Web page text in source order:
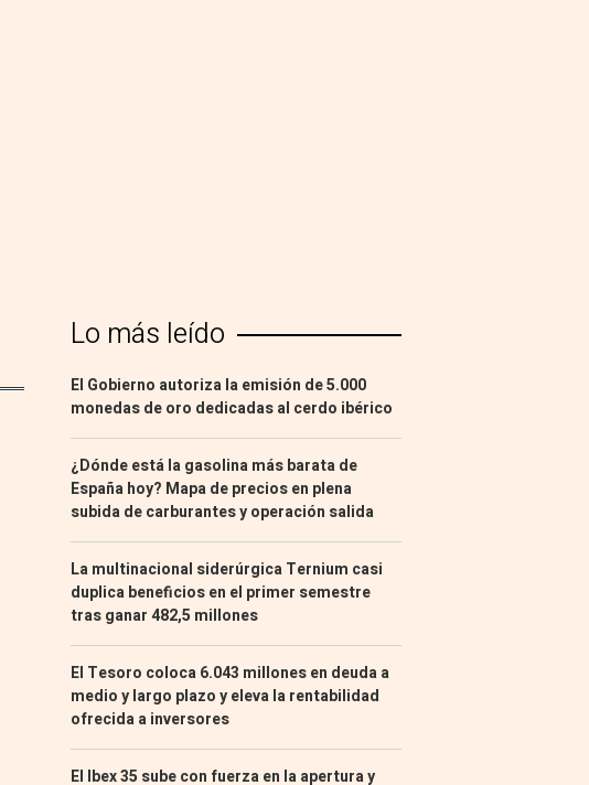
Lo más leído
El Gobierno autoriza la emisión de 5.000
monedas de oro dedicadas al cerdo ibérico
¿Dónde está la gasolina más barata de
España hoy? Mapa de precios en plena
subida de carburantes y operación salida
La multinacional siderúrgica Ternium casi
duplica beneficios en el primer semestre
tras ganar 482,5 millones
El Tesoro coloca 6.043 millones en deuda a
medio y largo plazo y eleva la rentabilidad
ofrecida a inversores
El Ibex 35 sube con fuerza en la apertura y